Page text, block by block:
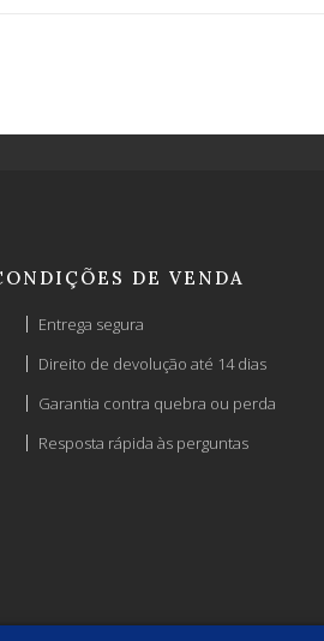
DE VENDA
Entrega segura
Direito de devolução até 14 dias
Garantia contra quebra ou perda
Resposta rápida às perguntas